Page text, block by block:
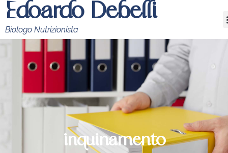
Edoardo Debelli
Biologo Nutrizionista
inquinamento